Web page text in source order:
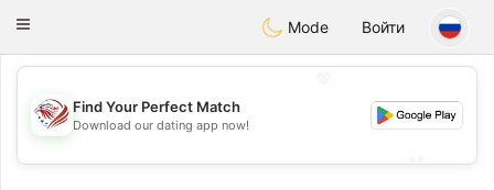
Dating
Toggle
Mode Войти
💖
💕
Find Your Perfect Match
Download our dating app now!